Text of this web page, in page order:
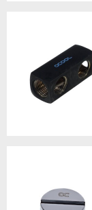
Noir/Nickel
Couleur
Noir
Raccord en Y